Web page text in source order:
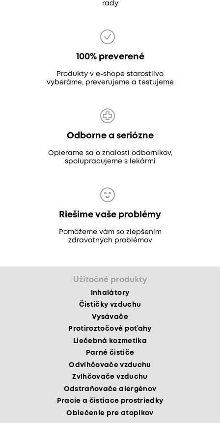
rady
100% preverené
Produkty v e-shope starostlivo
vyberáme, preverujeme a testujeme
Odborne a seriózne
Opierame sa o znalosti odborníkov,
spolupracujeme s lekármi
Riešime vaše problémy
Pomôžeme vám so zlepšením
zdravotných problémov
Užitočné produkty
Inhalátory
Čističky vzduchu
Vysávače
Protiroztočové poťahy
Liečebná kozmetika
Parné čističe
Odvlhčovače vzduchu
Zvlhčovače vzduchu
Odstraňovače alergénov
Pracie a čistiace prostriedky
Oblečenie pre atopikov